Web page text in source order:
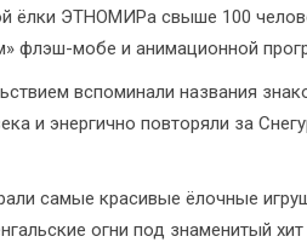
ёлки ЭТНОМИРа свыше 100
флэш-мобе и анимационной
вспоминали названия
и энергично повторяли за
самые красивые ёлочные
огни под знаменитый хит